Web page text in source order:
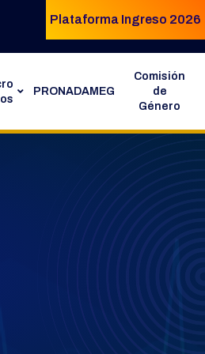
Plataforma Ingreso 2026
PRONADAMEG
Comisión
de
Género